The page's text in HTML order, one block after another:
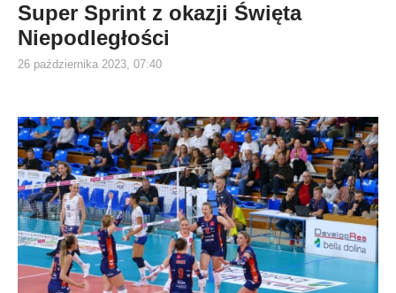
Super Sprint z okazji Święta
Niepodległości
26 października 2023, 07:40